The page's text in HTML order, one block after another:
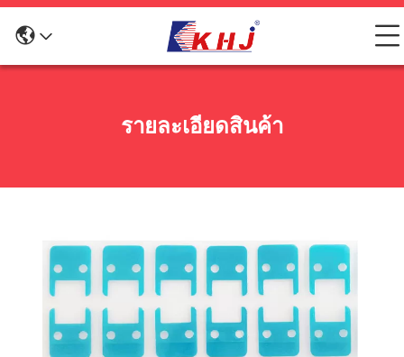
รายละเอียดสินค้า